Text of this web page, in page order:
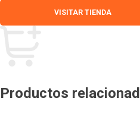
VISITAR TIENDA
Productos